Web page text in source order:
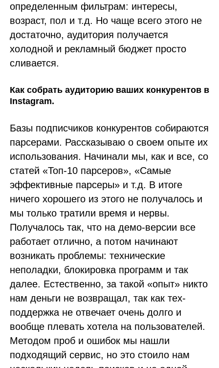
определенным фильтрам: интересы,
возраст, пол и т.д. Но чаще всего этого не
достаточно, аудитория получается
холодной и рекламный бюджет просто
сливается.
Как собрать аудиторию ваших конкурентов в
Instagram.
Базы подписчиков конкурентов собираются
парсерами. Рассказываю о своем опыте их
использования. Начинали мы, как и все, со
статей «Топ-10 парсеров», «Самые
эффективные парсеры» и т.д. В итоге
ничего хорошего из этого не получалось и
мы только тратили время и нервы.
Получалось так, что на демо-версии все
работает отлично, а потом начинают
возникать проблемы: технические
неполадки, блокировка программ и так
далее. Естественно, за такой «опыт» никто
нам деньги не возвращал, так как тех-
поддержка не отвечает очень долго и
вообще плевать хотела на пользователей.
Методом проб и ошибок мы нашли
подходящий сервис, но это стоило нам